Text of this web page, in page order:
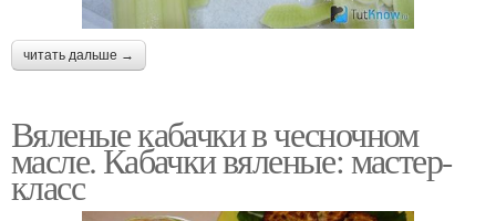
читать дальше →
Вяленые кабачки в чесночном
масле. Кабачки вяленые: мастер-
класс